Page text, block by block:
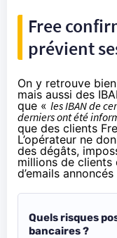
Free
prévient
On y retrouve
mais aussi des
que « les IBAN de
derniers ont été
que des clients
L’opérateur ne
des dégâts,
millions de clients
d’emails
Quels risques
bancaires ?